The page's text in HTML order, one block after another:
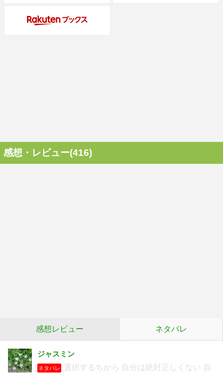
感想・レビュー(416)
感想レビュー ネタバレ
ジャスミン
ネタバレ
選択するちから 自分は絶対正しくない 自